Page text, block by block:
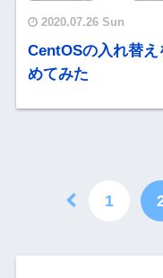
2020.07.26 Sun
CentOSの入れ替
めてみた
1